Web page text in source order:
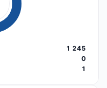
1 245
0
1